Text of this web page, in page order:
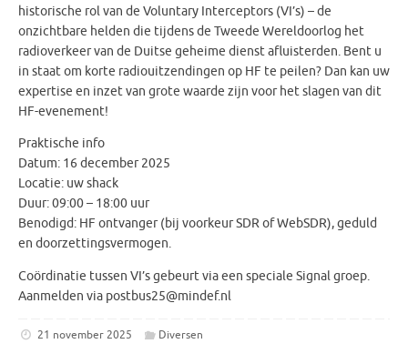
historische rol van de Voluntary Interceptors (VI’s) – de
onzichtbare helden die tijdens de Tweede Wereldoorlog het
radioverkeer van de Duitse geheime dienst afluisterden. Bent u
in staat om korte radiouitzendingen op HF te peilen? Dan kan uw
expertise en inzet van grote waarde zijn voor het slagen van dit
HF-evenement!
Praktische info
Datum: 16 december 2025
Locatie: uw shack
Duur: 09:00 – 18:00 uur
Benodigd: HF ontvanger (bij voorkeur SDR of WebSDR), geduld
en doorzettingsvermogen.
Coördinatie tussen VI’s gebeurt via een speciale Signal groep.
Aanmelden via postbus25@mindef.nl
21 november 2025 Diversen